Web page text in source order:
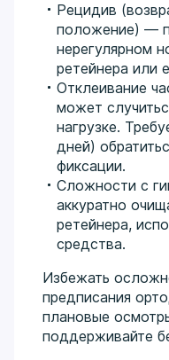
Рецидив
положение) —
нерегулярном
ретейнера или
Отклеивание
может
нагрузке.
дней)
фиксации.
Сложности с
аккуратно
ретейнера,
средства.
Избежать
предписания
плановые
поддерживайте